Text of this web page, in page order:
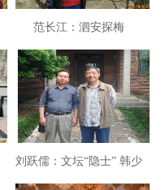
范长江：泗安探梅
刘跃儒：文坛“隐士” 韩少